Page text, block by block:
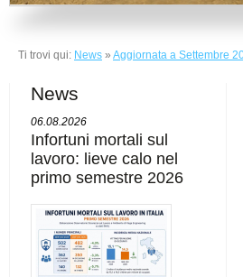
Ti trovi qui: News » Aggiornata a Settembre
News
06.08.2026
Infortuni mortali sul
lavoro: lieve calo nel
primo semestre 2026